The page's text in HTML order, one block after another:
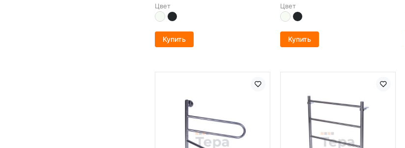
Цвет
Купить
Цвет
Купить